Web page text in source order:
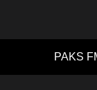
PAKS